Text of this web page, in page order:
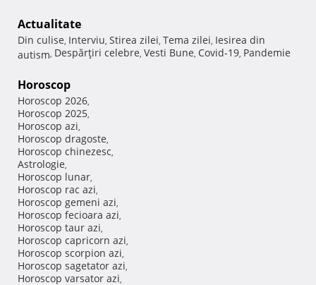
Actualitate
Din culise, Interviu, Stirea zilei, Tema zilei, Iesirea din
autism, Despărţiri celebre, Vesti Bune, Covid-19, Pandemie
Horoscop
Horoscop 2026,
Horoscop 2025,
Horoscop azi,
Horoscop dragoste,
Horoscop chinezesc,
Astrologie,
Horoscop lunar,
Horoscop rac azi,
Horoscop gemeni azi,
Horoscop fecioara azi,
Horoscop taur azi,
Horoscop capricorn azi,
Horoscop scorpion azi,
Horoscop sagetator azi,
Horoscop varsator azi,